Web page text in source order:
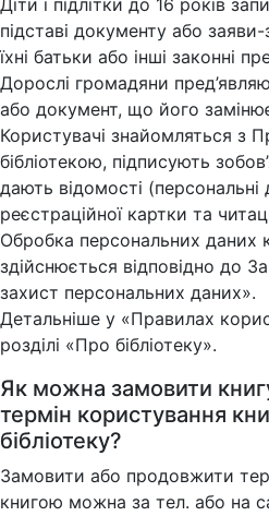
Діти і підлітки до 16 років
підставі документу або
їхні батьки або інші законні
Дорослі громадяни
або документ, що його
Користувачі знайомляться з
бібліотекою, підписують
дають відомості (персональні
реєстраційної картки та
Обробка персональних даних
здійснюється відповідно до
захист персональних даних».
Детальніше у «Правилах
розділі «Про бібліотеку».
Як можна замовити
термін користування
бібліотеку?
Замовити або продовжити
книгою можна за тел. або на